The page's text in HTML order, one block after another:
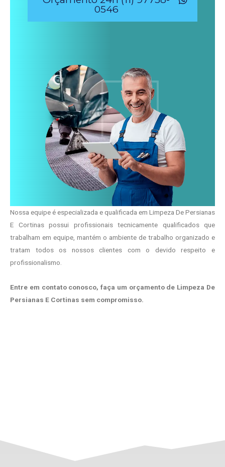
0546
Nossa equipe é especializada e qualificada em Limpeza De Persianas
E Cortinas possui profissionais tecnicamente qualificados que
trabalham em equipe, mantém o ambiente de trabalho organizado e
tratam todos os nossos clientes com o devido respeito e
profissionalismo.
Entre em contato conosco, faça um orçamento de Limpeza De
Persianas E Cortinas sem compromisso.